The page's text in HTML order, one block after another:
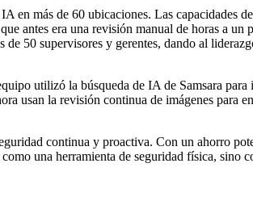
más de 60 ubicaciones. Las capacidades
antes era una revisión manual de horas a
50 supervisores y gerentes, dando al
utilizó la búsqueda de IA de Samsara
usan la revisión continua de imágenes para
continua y proactiva. Con un ahorro
una herramienta de seguridad física, sino